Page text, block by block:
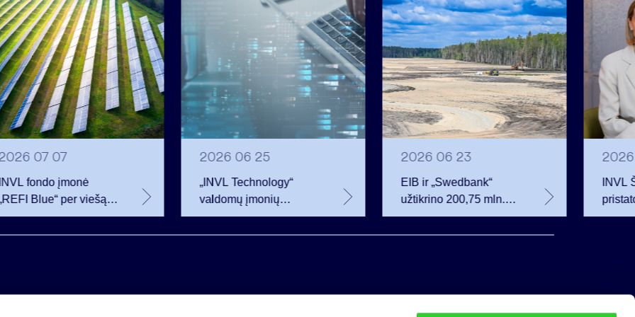
07 07
INVL fondo įmonė
Blue“ per viešą
emisiją
12 mln. eurų –
2026 06 25
„INVL Technology“
valdomų įmonių
darbuotojai realizavo
opcionus ir tapo
2026 06 23
EIB ir „Swedbank“
užtikrino 200,75 mln.
eurų finansavimą
Rūdninkų karinio
INVL